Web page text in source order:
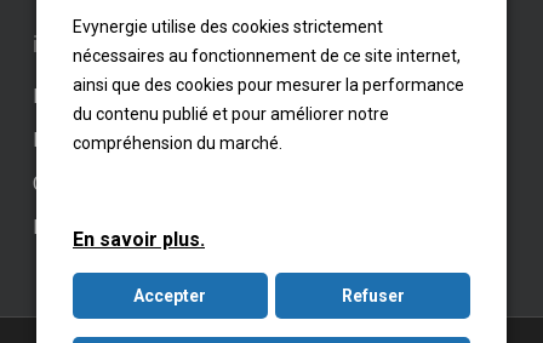
informations
Paramètres des cookies
Mentions légales
CGV – CGU
Kit Média
Evynergie utilise des cookies strictement
nécessaires au fonctionnement de ce site internet,
ainsi que des cookies pour mesurer la performance
du contenu publié et pour améliorer notre
compréhension du marché.
En savoir plus.
Accepter Refuser